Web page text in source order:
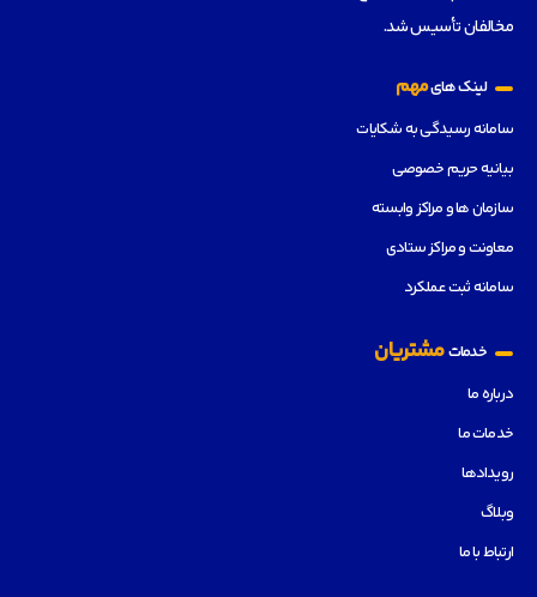
مخالفان تأسیس شد.
لینک هایمهم
سامانه رسیدگی به شکایات
بیانیه حریم خصوصی
سازمان ها و مراکز وابسته
معاونت و مراکز ستادی
سامانه ثبت عملکرد
خدماتمشتریان
درباره ما
خدمات ما
رویدادها
وبلاگ
ارتباط با ما